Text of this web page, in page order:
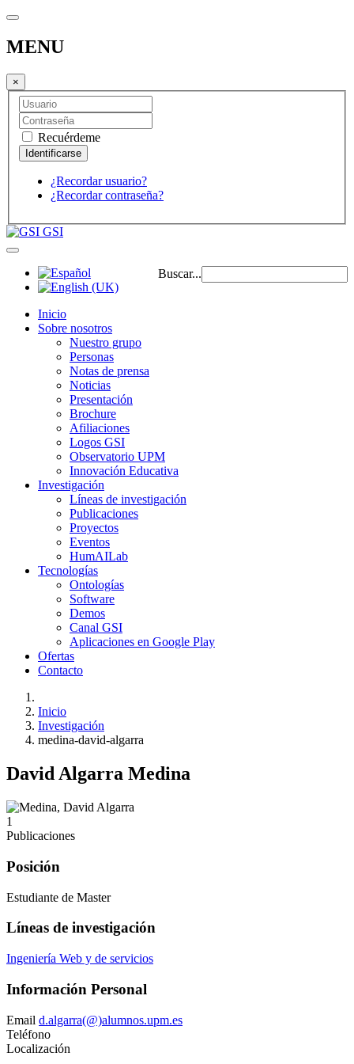
MENU
×
Recuérdeme
¿Recordar usuario?
¿Recordar contraseña?
GSI
Buscar...
Inicio
Sobre nosotros
Nuestro grupo
Personas
Notas de prensa
Noticias
Presentación
Brochure
Afiliaciones
Logos GSI
Observatorio UPM
Innovación Educativa
Investigación
Líneas de investigación
Publicaciones
Proyectos
Eventos
HumAILab
Tecnologías
Ontologías
Software
Demos
Canal GSI
Aplicaciones en Google Play
Ofertas
Contacto
Inicio
Investigación
medina-david-algarra
David Algarra Medina
1
Publicaciones
Posición
Estudiante de Master
Líneas de investigación
Ingeniería Web y de servicios
Información Personal
Email d.algarra(@)alumnos.upm.es
Teléfono
Localización